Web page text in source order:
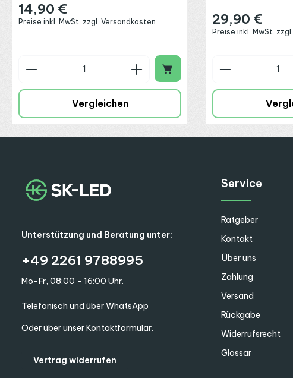
Regulärer Preis:
14,90 €
Preise inkl. MwSt. zzgl. Versandkosten
Produkt Anzahl: Gib den
Vergleichen
Regulärer Preis:
29,90 €
Preise inkl. MwSt.
Produkt
Unterstützung und Beratung unter:
+49 2261 9788995
Mo-Fr, 08:00 - 16:00 Uhr.
Telefonisch und über WhatsApp
Oder über unserKontaktformular.
Vertrag widerrufen
Service
Ratgeber
Kontakt
Über uns
Zahlung
Versand
Rückgabe
Widerrufsrecht
Glossar